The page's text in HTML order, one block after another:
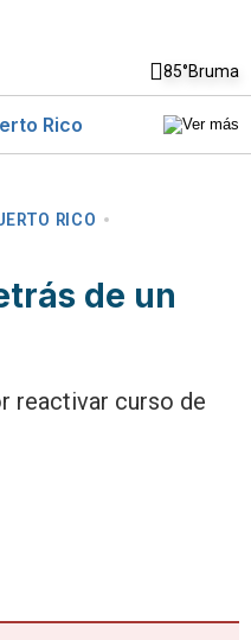
85°Bruma
Rico
RICO
de un
reactivar curso de